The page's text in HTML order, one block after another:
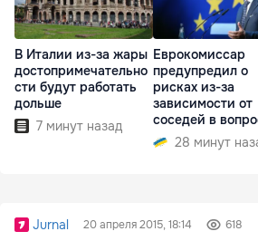
В Италии из-за жары
достопримечательно
сти будут работать
дольше
7 минут назад
Еврокомиссар
предупредил о
рисках из-за
зависимости от
соседей в
границ28 минут
Jurnal 20 апреля 2015, 18:14 618